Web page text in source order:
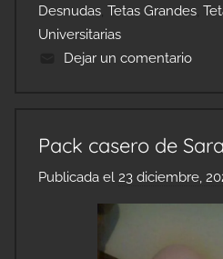
Desnudas Tetas Grandes
Universitarias
Dejar un comentario
Pack casero de
Publicada el 23 diciembre,